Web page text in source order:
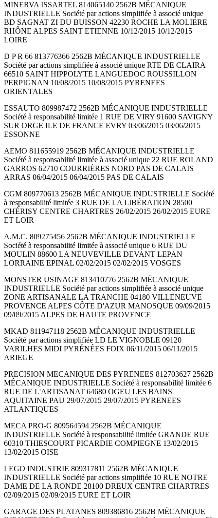
MINERVA ISSARTEL 814065140 2562B MÉCANIQUE
INDUSTRIELLE Société par actions simplifiée à associé unique
BD SAGNAT ZI DU BUISSON 42230 ROCHE LA MOLIERE
RHÔNE ALPES SAINT ETIENNE 10/12/2015 10/12/2015
LOIRE
D P R 66 813776366 2562B MÉCANIQUE INDUSTRIELLE
Société par actions simplifiée à associé unique RTE DE CLAIRA
66510 SAINT HIPPOLYTE LANGUEDOC ROUSSILLON
PERPIGNAN 10/08/2015 10/08/2015 PYRENEES
ORIENTALES
ESSAUTO 809987472 2562B MÉCANIQUE INDUSTRIELLE
Société à responsabilité limitée 1 RUE DE VIRY 91600 SAVIGNY
SUR ORGE ILE DE FRANCE EVRY 03/06/2015 03/06/2015
ESSONNE
AEMO 811655919 2562B MÉCANIQUE INDUSTRIELLE
Société à responsabilité limitée à associé unique 22 RUE ROLAND
GARROS 62710 COURRIÈRES NORD PAS DE CALAIS
ARRAS 06/04/2015 06/04/2015 PAS DE CALAIS
CGM 809770613 2562B MÉCANIQUE INDUSTRIELLE Société
à responsabilité limitée 3 RUE DE LA LIBÉRATION 28500
CHÉRISY CENTRE CHARTRES 26/02/2015 26/02/2015 EURE
ET LOIR
A.M.C. 809275456 2562B MÉCANIQUE INDUSTRIELLE
Société à responsabilité limitée à associé unique 6 RUE DU
MOULIN 88600 LA NEUVEVILLE DEVANT LEPAN
LORRAINE EPINAL 02/02/2015 02/02/2015 VOSGES
MONSTER USINAGE 813410776 2562B MÉCANIQUE
INDUSTRIELLE Société par actions simplifiée à associé unique
ZONE ARTISANALE LA TRANCHE 04180 VILLENEUVE
PROVENCE ALPES CÔTE D'AZUR MANOSQUE 09/09/2015
09/09/2015 ALPES DE HAUTE PROVENCE
MKAD 811947118 2562B MÉCANIQUE INDUSTRIELLE
Société par actions simplifiée LD LE VIGNOBLE 09120
VARILHES MIDI PYRÉNÉES FOIX 06/11/2015 06/11/2015
ARIEGE
PRECISION MECANIQUE DES PYRENEES 812703627 2562B
MÉCANIQUE INDUSTRIELLE Société à responsabilité limitée 6
RUE DE L'ARTISANAT 64680 OGEU LES BAINS
AQUITAINE PAU 29/07/2015 29/07/2015 PYRENEES
ATLANTIQUES
MECA PRO-G 809564594 2562B MÉCANIQUE
INDUSTRIELLE Société à responsabilité limitée GRANDE RUE
60310 THIESCOURT PICARDIE COMPIEGNE 13/02/2015
13/02/2015 OISE
LEGO INDUSTRIE 809317811 2562B MÉCANIQUE
INDUSTRIELLE Société par actions simplifiée 10 RUE NOTRE
DAME DE LA RONDE 28100 DREUX CENTRE CHARTRES
02/09/2015 02/09/2015 EURE ET LOIR
GARAGE DES PLATANES 809386816 2562B MÉCANIQUE